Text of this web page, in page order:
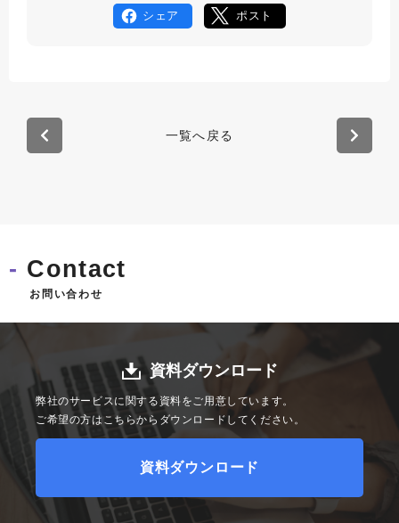
シェア ポスト
一覧へ戻る
Contact
お問い合わせ
資料ダウンロード
弊社のサービスに関する資料をご用意しています。
ご希望の方はこちらからダウンロードしてください。
資料ダウンロード